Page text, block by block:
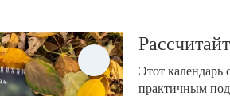
Этот календарь
практичным